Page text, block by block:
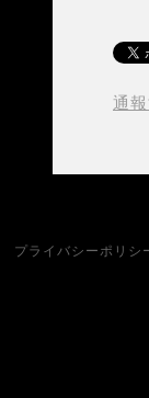
通
プライバシーポリシ